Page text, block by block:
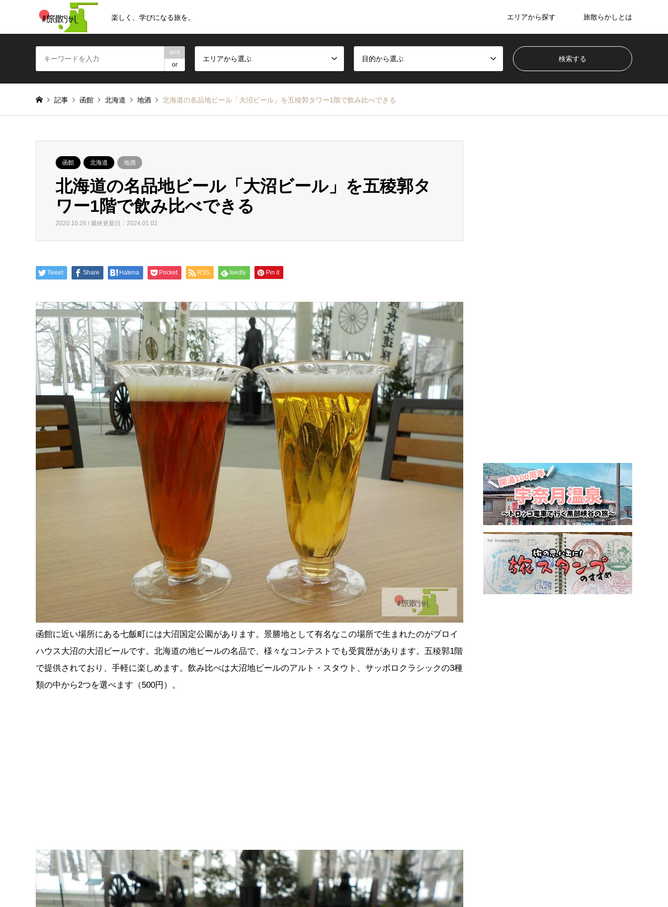
楽しく、学びになる旅を。 エリアから探す 旅散らかしとは
and
or
エリアから選ぶ 目的から選ぶ
記事 函館 北海道 地酒 北海道の名品地ビール「大沼ビール」を五稜郭タワー1階で飲み比べできる
函館 北海道 地酒
北海道の名品地ビール「大沼ビール」を五稜郭タ
ワー1階で飲み比べできる
2020.10.26 / 最終更新日：2024.01.02
Tweet Share Hatena Pocket RSS feedly Pin it
函館に近い場所にある七飯町には大沼国定公園があります。景勝地として有名なこの場所で生まれたのがブロイ
ハウス大沼の大沼ビールです。北海道の地ビールの名品で、様々なコンテストでも受賞歴があります。五稜郭1階
で提供されており、手軽に楽しめます。飲み比べは大沼地ビールのアルト・スタウト、サッポロクラシックの3種
類の中から2つを選べます（500円）。